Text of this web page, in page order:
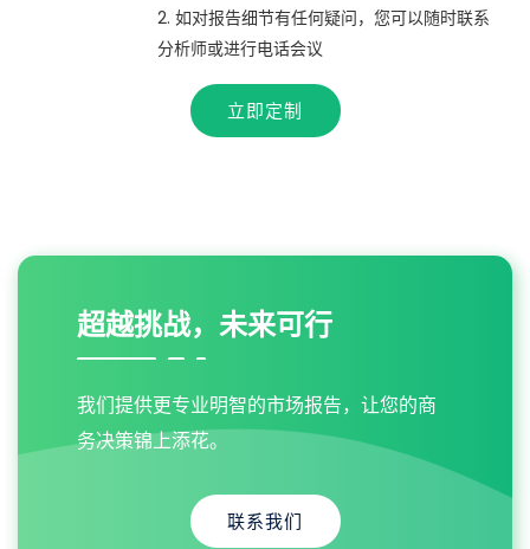
2. 如对报告细节有任何疑问，您可以随时联系
分析师或进行电话会议
立即定制
超越挑战，未来可行
我们提供更专业明智的市场报告，让您的商
务决策锦上添花。
联系我们